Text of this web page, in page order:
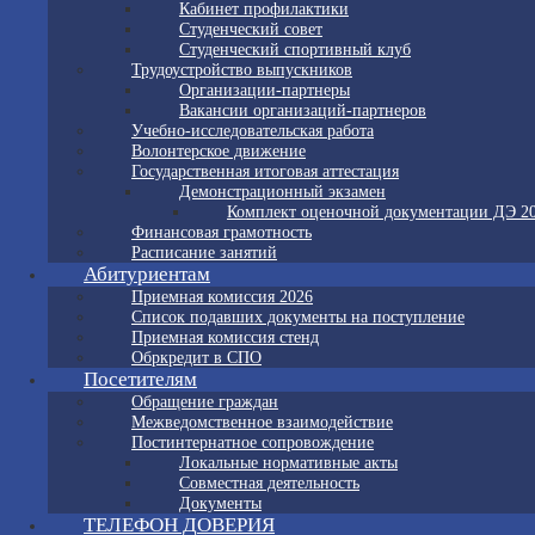
Кабинет профилактики
Студенческий совет
Студенческий спортивный клуб
Трудоустройство выпускников
Организации-партнеры
Вакансии организаций-партнеров
Учебно-исследовательская работа
Волонтерское движение
Государственная итоговая аттестация
Демонстрационный экзамен
Комплект оценочной документации ДЭ
Финансовая грамотность
Расписание занятий
Абитуриентам
Приемная комиссия 2026
Список подавших документы на поступление
Приемная комиссия стенд
Обркредит в СПО
Посетителям
Обращение граждан
Межведомственное взаимодействие
Постинтернатное сопровождение
Локальные нормативные акты
Совместная деятельность
Документы
ТЕЛЕФОН ДОВЕРИЯ